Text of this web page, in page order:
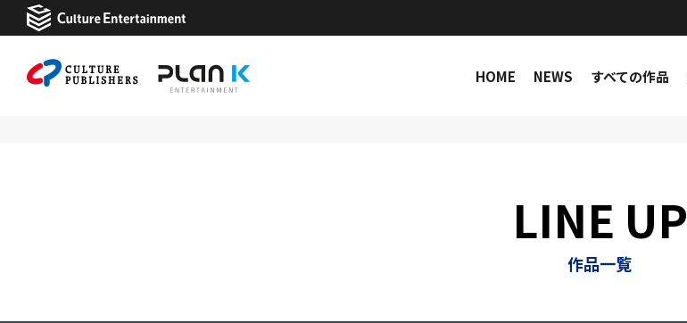
HOME NEWS すべての作品
LINE UP
作品一覧